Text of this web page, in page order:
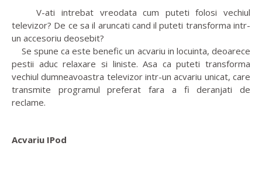
V-ati intrebat vreodata cum puteti folosi vechiul
televizor? De ce sa il aruncati cand il puteti transforma intr-
un accesoriu deosebit?
Se spune ca este benefic un acvariu in locuinta, deoarece
pestii aduc relaxare si liniste. Asa ca puteti transforma
vechiul dumneavoastra televizor intr-un acvariu unicat, care
transmite programul preferat fara a fi deranjati de
reclame.
Acvariu IPod